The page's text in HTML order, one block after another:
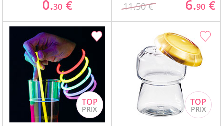
0.30 € 11.50 € 6.90 €